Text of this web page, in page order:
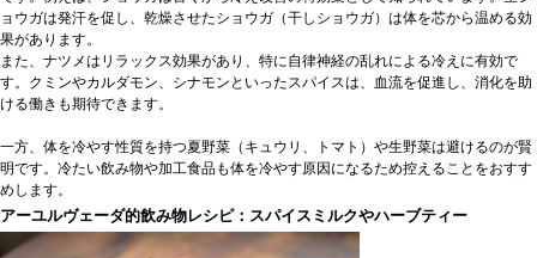
ョウガは発汗を促し、乾燥させたショウガ（干しショウガ）は体を芯から温める効
果があります。
また、ナツメはリラックス効果があり、特に自律神経の乱れによる冷えに有効で
す。クミンやカルダモン、シナモンといったスパイスは、血流を促進し、消化を助
ける働きも期待できます。
一方、体を冷やす性質を持つ夏野菜（キュウリ、トマト）や生野菜は避けるのが賢
明です。冷たい飲み物や加工食品も体を冷やす原因になるため控えることをおすす
めします。
アーユルヴェーダ的飲み物レシピ：スパイスミルクやハーブティー